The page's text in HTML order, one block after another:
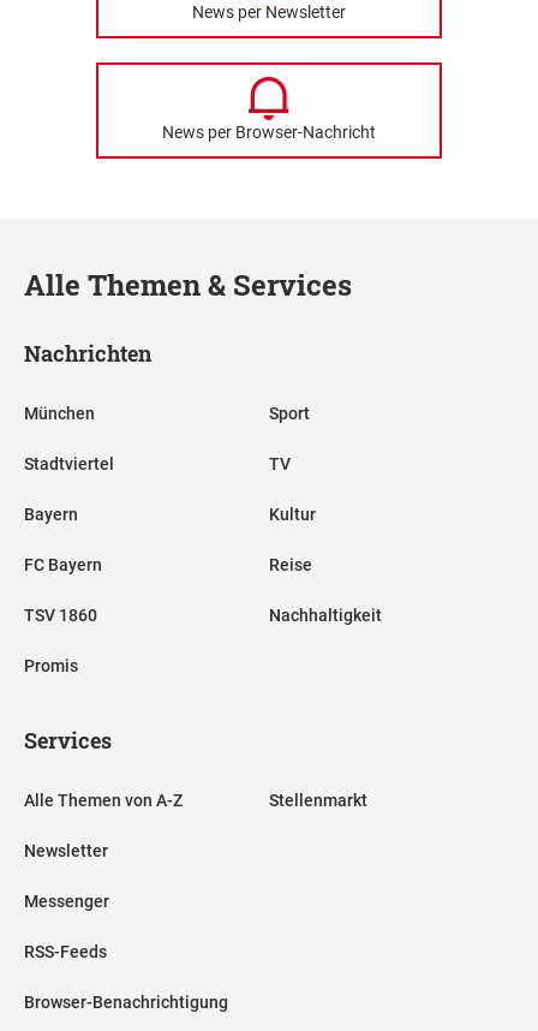
News per Newsletter
News per Browser-Nachricht
Alle Themen & Services
Nachrichten
München
Stadtviertel
Bayern
FC Bayern
TSV 1860
Promis
Sport
TV
Kultur
Reise
Nachhaltigkeit
Services
Alle Themen von A-Z
Newsletter
Messenger
RSS-Feeds
Browser-Benachrichtigung
Stellenmarkt